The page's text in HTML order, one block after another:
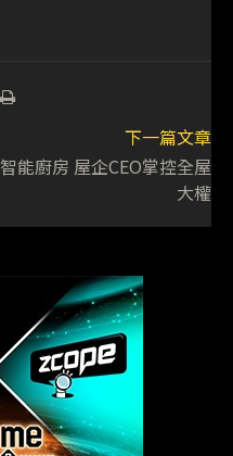
下一篇文章
智能廚房 屋企CEO掌控全屋
大權